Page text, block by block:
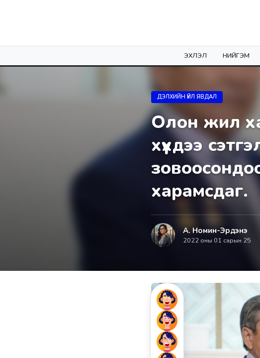
ЭХЛЭЛ НИЙГЭМ
ДЭЛХИЙН ҮЙЛ ЯВДАЛ
Олон жил
хүүхдээ
xapaмcдaг.
А. Номин-Эрдэнэ
2022 оны 01 сарын 25